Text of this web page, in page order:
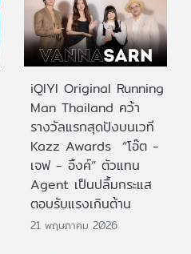
iQIYI Original Running
Man Thailand คว้า
รางวัลแรกสุดปังบนเวที
Kazz Awards “โอ๊ต -
เจฟ - อิ้งค์” ตัวแทน
Agent เป็นปลื้มกระแส
ตอบรับแรงเกินต้าน
21 พฤษภาคม 2026